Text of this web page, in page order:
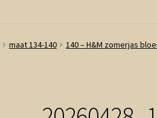
maat 134-140 140 – H&M zomerjas